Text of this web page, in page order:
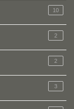
10
2
2
3